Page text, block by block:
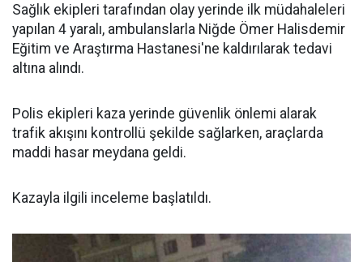
Sağlık ekipleri tarafından olay yerinde ilk müdahaleleri
yapılan 4 yaralı, ambulanslarla Niğde Ömer Halisdemir
Eğitim ve Araştırma Hastanesi'ne kaldırılarak tedavi
altına alındı.
Polis ekipleri kaza yerinde güvenlik önlemi alarak
trafik akışını kontrollü şekilde sağlarken, araçlarda
maddi hasar meydana geldi.
Kazayla ilgili inceleme başlatıldı.